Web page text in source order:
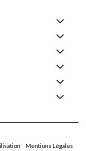
Mentions Légales